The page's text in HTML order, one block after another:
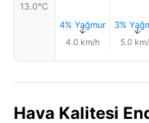
13.0°C
4% Yağmur
↑
4.0 km/h
3% ↑
5.0
Hava Kalitesi